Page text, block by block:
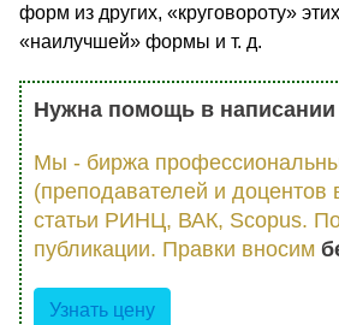
форм из других, «круговороту»
«наилучшей» формы и т. д.
Нужна помощь в
Мы - биржа
(преподавателей и
статьи РИНЦ, ВАК, Scopus.
публикации. Правки вносим
Узнать цену